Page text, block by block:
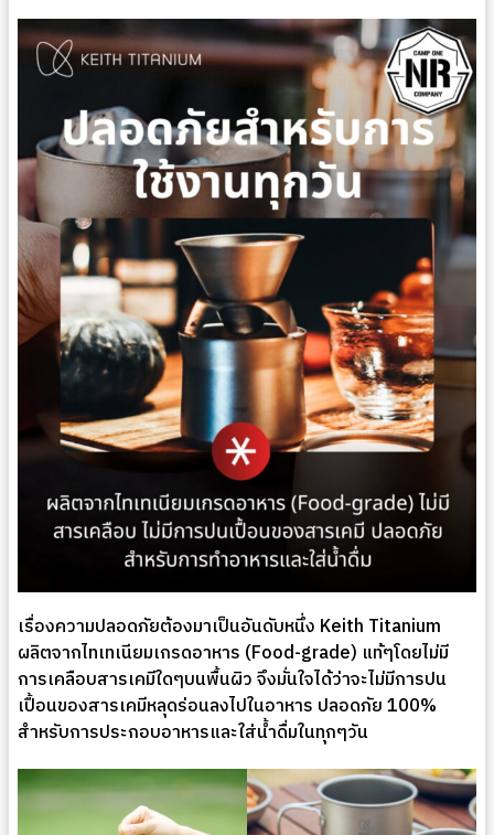
เรื่องความปลอดภัยต้องมาเป็นอันดับหนึ่ง Keith Titanium
ผลิตจากไทเทเนียมเกรดอาหาร (Food-grade) แท้ๆโดยไม่มี
การเคลือบสารเคมีใดๆบนพื้นผิว จึงมั่นใจได้ว่าจะไม่มีการปน
เปื้อนของสารเคมีหลุดร่อนลงไปในอาหาร ปลอดภัย 100%
สำหรับการประกอบอาหารและใส่น้ำดื่มในทุกๆวัน